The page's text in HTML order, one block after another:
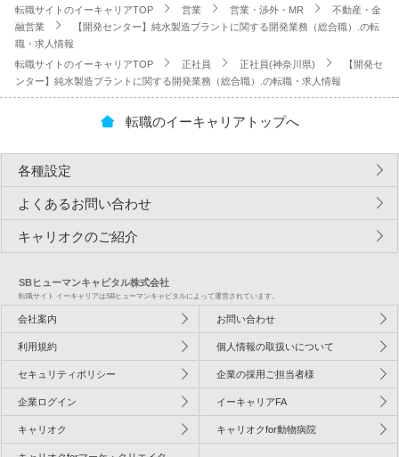
転職サイトのイーキャリアTOP 営業 営業・渉外・MR
不動産・金
融営業
【開発センター】純水製造プラントに関する開発業務（総合職）.の転
職・求人情報
転職サイトのイーキャリアTOP
正社員 正社員(神奈川県)
【開発セ
ンター】純水製造プラントに関する開発業務（総合職）.の転職・求人情報
転職のイーキャリアトップへ
各種設定
よくあるお問い合わせ
キャリオクのご紹介
SBヒューマンキャピタル株式会社
転職サイト イーキャリアはSBヒューマンキャピタルによって運営されています。
会社案内 お問い合わせ
利用規約 個人情報の取扱いについて
セキュリティポリシー 企業の採用ご担当者様
企業ログイン イーキャリアFA
キャリオク キャリオクfor動物病院